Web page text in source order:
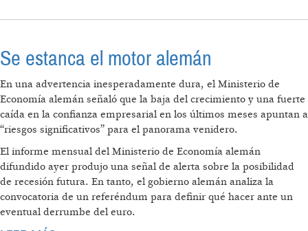
EUROZONA
Se estanca el motor alemán
En una advertencia inesperadamente dura, el Ministerio de
Economía alemán señaló que la baja del crecimiento y una fuerte
caída en la confianza empresarial en los últimos meses apuntan a
“riesgos significativos” para el panorama venidero.
El informe mensual del Ministerio de Economía alemán
difundido ayer produjo una señal de alerta sobre la posibilidad
de recesión futura. En tanto, el gobierno alemán analiza la
convocatoria de un referéndum para definir qué hacer ante un
eventual derrumbe del euro.